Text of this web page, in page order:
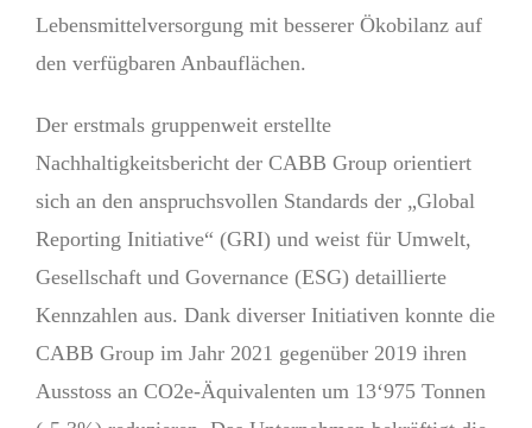
Lebensmittelversorgung mit besserer Ökobilanz auf
den verfügbaren Anbauflächen.
Der erstmals gruppenweit erstellte
Nachhaltigkeitsbericht der CABB Group orientiert
sich an den anspruchsvollen Standards der „Global
Reporting Initiative“ (GRI) und weist für Umwelt,
Gesellschaft und Governance (ESG) detaillierte
Kennzahlen aus. Dank diverser Initiativen konnte die
CABB Group im Jahr 2021 gegenüber 2019 ihren
Ausstoss an CO2e-Äquivalenten um 13‘975 Tonnen